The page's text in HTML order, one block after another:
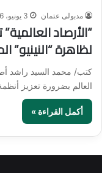
مدبولى عتمان 3 يونيو، 2026
“الأرصاد
لظاهرة “النينيو”
كتب/ محمد السيد راشد
العالم بضرورة تعزيز
أكمل القراءة »